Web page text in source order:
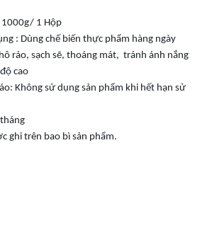
1 Hộp
: Dùng chế biến thực phẩm hàng ngày
ráo, sạch sẽ, thoáng mát, tránh ánh nắng
cao
Không sử dụng sản phẩm khi hết hạn sử
ghi trên bao bì sản phẩm.